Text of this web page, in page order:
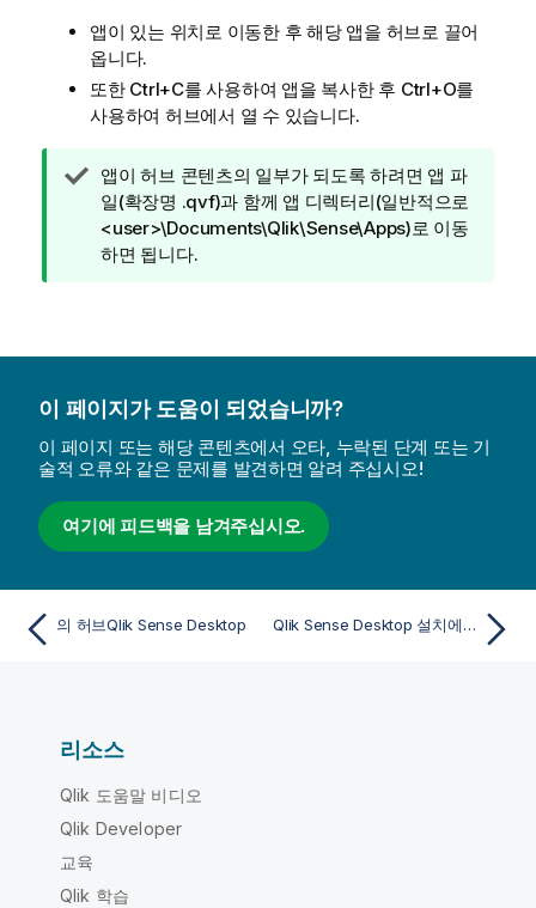
앱이 있는 위치로 이동한 후 해당 앱을 허브로 끌어
옵니다.
또한 Ctrl+C를 사용하여 앱을 복사한 후 Ctrl+O를
사용하여 허브에서 열 수 있습니다.
팁
메
모
앱이 허브 콘텐츠의 일부가 되도록 하려면 앱 파
일(확장명 .qvf)과 함께 앱 디렉터리(일반적으로
<user>\Documents\Qlik\Sense\Apps)로 이동
하면 됩니다.
이 페이지가 도움이 되었습니까?
이 페이지 또는 해당 콘텐츠에서 오타, 누락된 단계 또는 기
술적 오류와 같은 문제를 발견하면 알려 주십시오!
여기에 피드백을 남겨주십시오.
의 허브Qlik Sense Desktop Qlik Sense Desktop 설치에서 앱 이동
리소스
Qlik 도움말 비디오
Qlik Developer
교육
Qlik 학습